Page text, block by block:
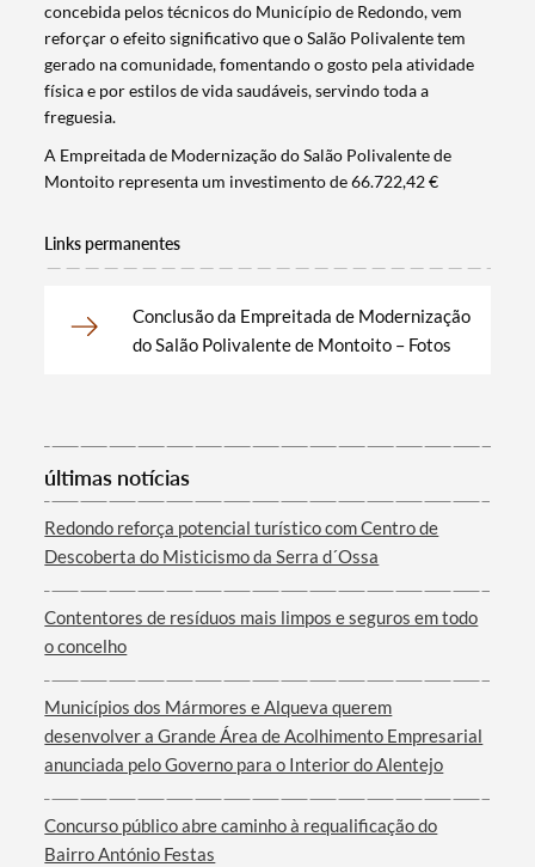
Termo de Pesquisa
Filtros
concebida pelos técnicos do Município de Redondo, vem
reforçar o efeito significativo que o Salão Polivalente tem
gerado na comunidade, fomentando o gosto pela atividade
física e por estilos de vida saudáveis, servindo toda a
freguesia.
A Empreitada de Modernização do Salão Polivalente de
Montoito representa um investimento de 66.722,42 €
Links permanentes
Conclusão da Empreitada de Modernização
do Salão Polivalente de Montoito – Fotos
últimas notícias
Redondo reforça potencial turístico com Centro de
Descoberta do Misticismo da Serra d´Ossa
Contentores de resíduos mais limpos e seguros em todo
o concelho
Municípios dos Mármores e Alqueva querem
desenvolver a Grande Área de Acolhimento Empresarial
anunciada pelo Governo para o Interior do Alentejo
Concurso público abre caminho à requalificação do
Bairro António Festas